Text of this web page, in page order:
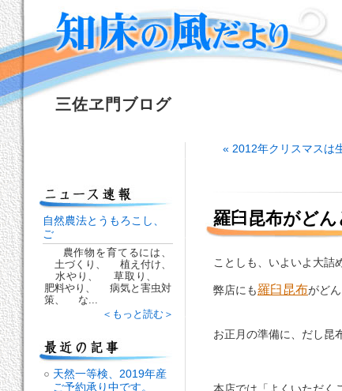
三佐ヱ門ブログ
« 2012年クリスマスは
羅臼昆布がど
ことしも、いよいよ大詰
弊店にも羅臼昆布がど
お正月の準備に、だし昆
本店では「よくいただく
自然農法とうもろこし、
ご
農作物を育てるには、
土づくり、 植え付け、
水やり、 草取り、
肥料やり、 病気と害虫対
策、 な...
＜もっと読む＞
天然一等検、2019年産
ご予約承り中です。